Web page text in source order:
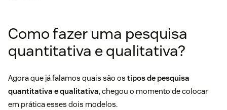
Como fazer uma pesquisa
quantitativa e qualitativa?
Agora que já falamos quais são os tipos de pesquisa
quantitativa e qualitativa, chegou o momento de colocar
em prática esses dois modelos.